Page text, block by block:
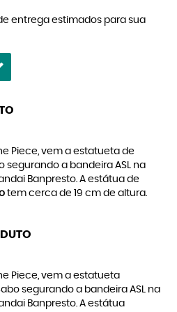
entrega estimados para sua
Piece, vem a estatueta de
segurando a bandeira ASL na
Banpresto. A estátua de
tem cerca de 19 cm de altura.
Piece, vem a estatueta
segurando a bandeira ASL na
Banpresto. A estátua